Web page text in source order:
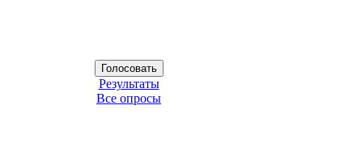
Результаты
Все опросы